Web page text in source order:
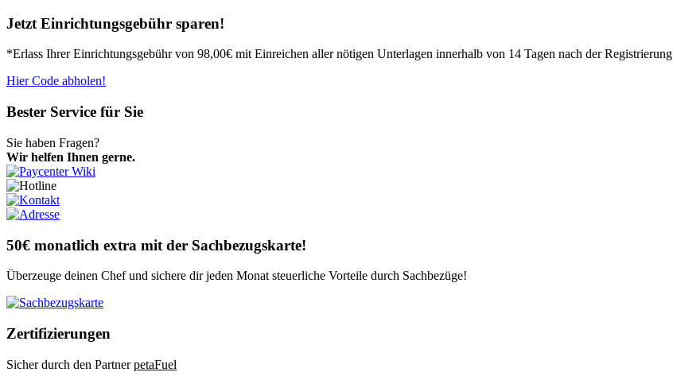
Jetzt Einrichtungsgebühr sparen!
*Erlass Ihrer Einrichtungsgebühr von 98,00€ mit Einreichen aller nötigen Unterlagen innerhalb von 14 Tagen nach der Registrierung
Hier Code abholen!
Bester Service für Sie
Sie haben Fragen?
Wir helfen Ihnen gerne.
50€ monatlich extra mit der Sachbezugskarte!
Überzeuge deinen Chef und sichere dir jeden Monat steuerliche Vorteile durch Sachbezüge!
Zertifizierungen
Sicher durch den PartnerpetaFuel